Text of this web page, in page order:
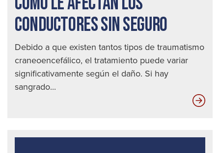
CONDUCTORES SIN SEGURO
Debido a que existen tantos tipos de traumatismo
craneoencefálico, el tratamiento puede variar
significativamente según el daño. Si hay
sangrado...
los